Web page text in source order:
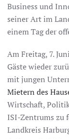
Business und
seiner Art im
einem Tag der
Am Freitag, 7.
Gäste wieder
mit jungen
Mietern des
Wirtschaft,
ISI-Zentrums zu
Landkreis